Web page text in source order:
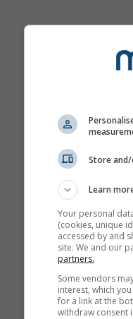
Store
Learn
Your personal
(cookies, unique
accessed by and
site. We and our
partners.
Some vendors
interest, which
for a link at the
withdraw consent